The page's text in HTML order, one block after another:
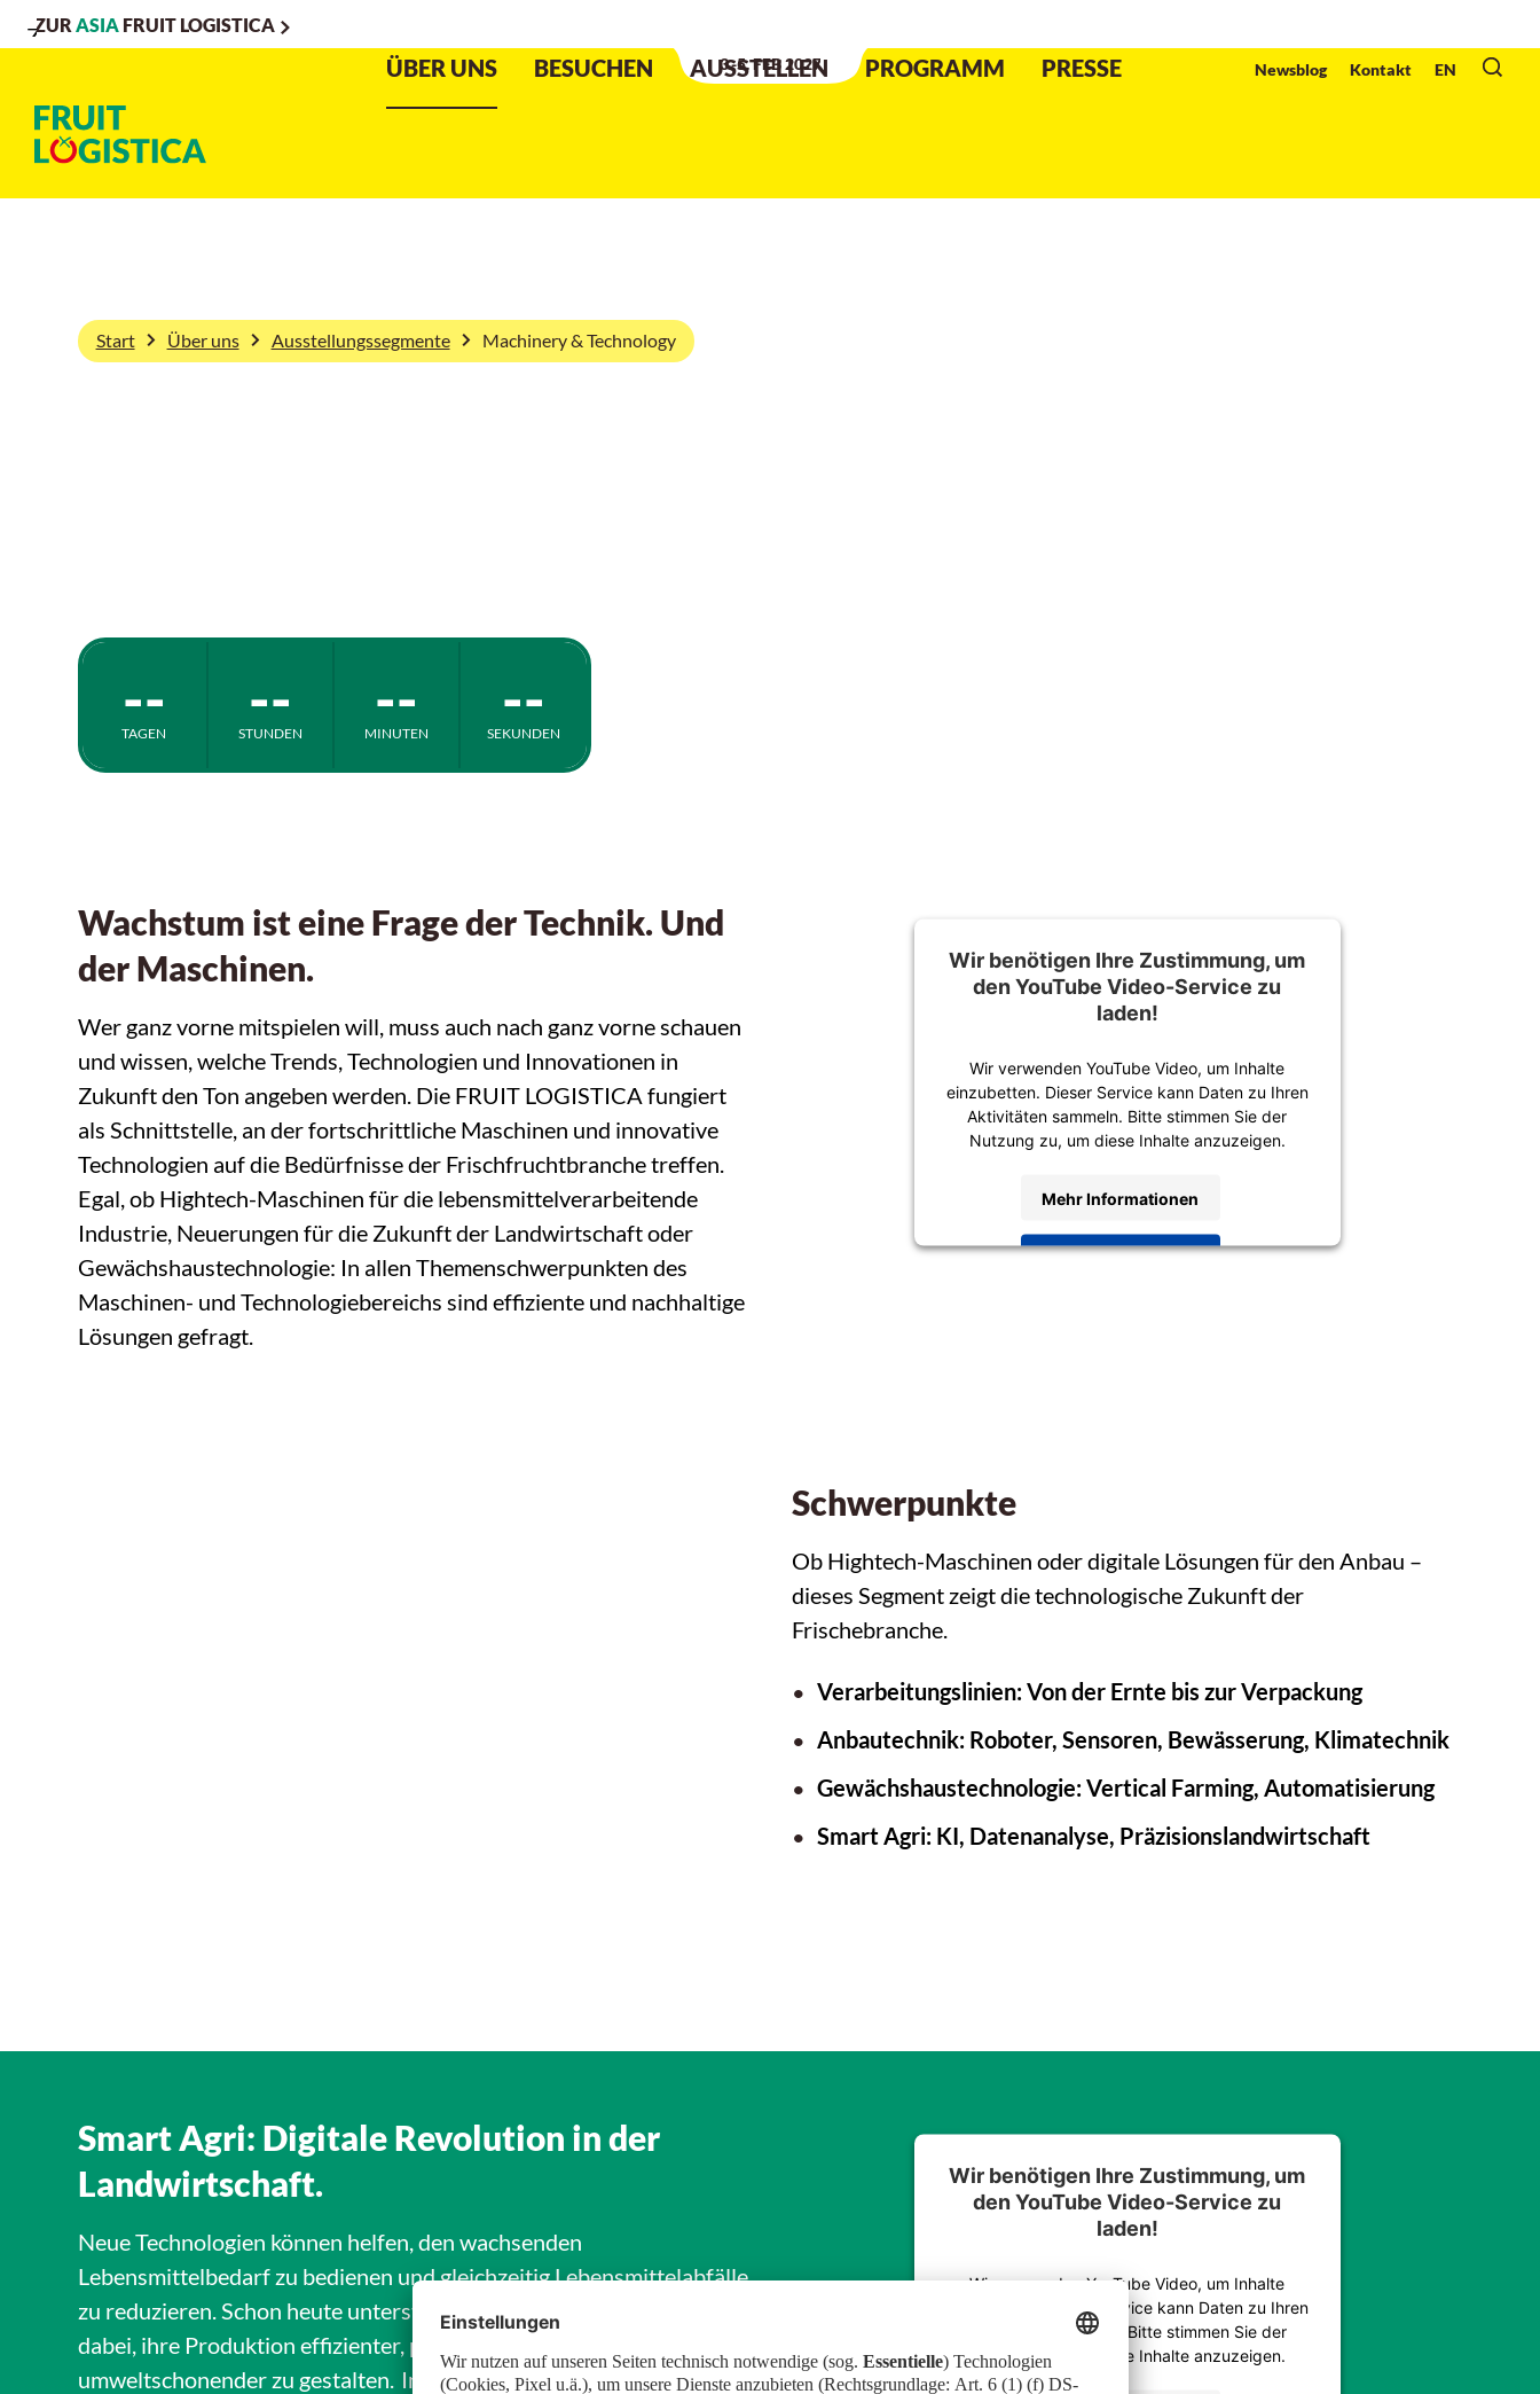
Zur
Zur
Zum
ZUR ASIA FRUIT LOGISTICA
Datum der Veranstaltung:
3.-5. FEB 2027
ÜBER UNS BESUCHEN AUSSTELLEN PROGRAMM PRESSE Newsblog Kontakt EN
Start Über uns Ausstellungssegmente Machinery & Technology
--
TAGEN
--
STUNDEN
--
MINUTEN
--
SEKUNDEN
Wachstum ist eine Frage der Technik. Und
der Maschinen.
Wer ganz vorne mitspielen will, muss auch nach ganz vorne schauen
und wissen, welche Trends, Technologien und Innovationen in
Zukunft den Ton angeben werden. Die FRUIT LOGISTICA fungiert
als Schnittstelle, an der fortschrittliche Maschinen und innovative
Technologien auf die Bedürfnisse der Frischfruchtbranche treffen.
Egal, ob Hightech-Maschinen für die lebensmittelverarbeitende
Industrie, Neuerungen für die Zukunft der Landwirtschaft oder
Gewächshaustechnologie: In allen Themenschwerpunkten des
Maschinen- und Technologiebereichs sind effiziente und nachhaltige
Lösungen gefragt.
Wir benötigen Ihre Zustimmung, um
denYouTube Video-Service zu
laden!
Wir verwenden YouTube Video, um Inhalte
einzubetten. Dieser Service kann Daten zu Ihren
Aktivitäten sammeln. Bitte stimmen Sie der
Nutzung zu, um diese Inhalte anzuzeigen.
Mehr Informationen
Akzeptieren
Schwerpunkte
Ob Hightech-Maschinen oder digitale Lösungen für den Anbau –
dieses Segment zeigt die technologische Zukunft der
Frischebranche.
Verarbeitungslinien: Von der Ernte bis zur Verpackung
Anbautechnik: Roboter, Sensoren, Bewässerung, Klimatechnik
Gewächshaustechnologie: Vertical Farming, Automatisierung
Smart Agri: KI, Datenanalyse, Präzisionslandwirtschaft
Smart Agri: Digitale Revolution in der
Landwirtschaft.
Neue Technologien können helfen, den wachsenden
Lebensmittelbedarf zu bedienen und gleichzeitig Lebensmittelabfälle
zu reduzieren. Schon heute unterstützt die Digitalisierung Landwirte
dabei, ihre Produktion effizienter, profitabler und
umweltschonender zu gestalten. Im
Ausstellungsbereich Smart
Wir benötigen Ihre Zustimmung, um
denYouTube Video-Service zu
laden!
Wir verwenden YouTube Video, um Inhalte
einzubetten. Dieser Service kann Daten zu Ihren
Aktivitäten sammeln. Bitte stimmen Sie der
Nutzung zu, um diese Inhalte anzuzeigen.